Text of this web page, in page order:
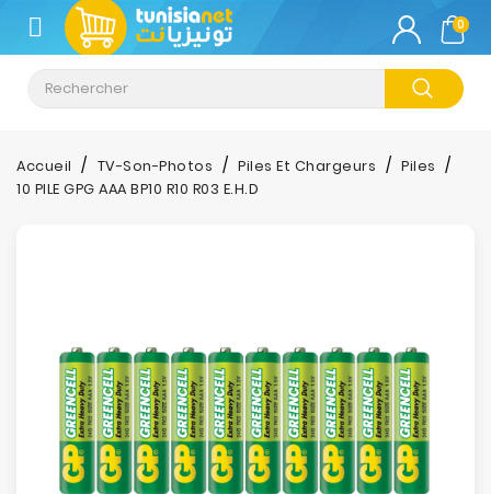
CATÉGORIE
Climatisation
Informatique
Stockage
Son-
Photos
0
Accueil TV-Son-Photos Piles Et Chargeurs
Piles
10 PILE GPG AAA BP10 R10 R03 E.H.D